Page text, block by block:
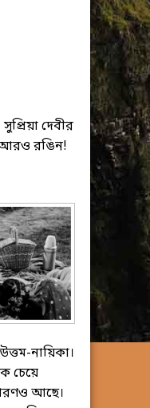
দেবীর
আরও রঙিন!
নায়িকা।
চেয়ে
আছে।